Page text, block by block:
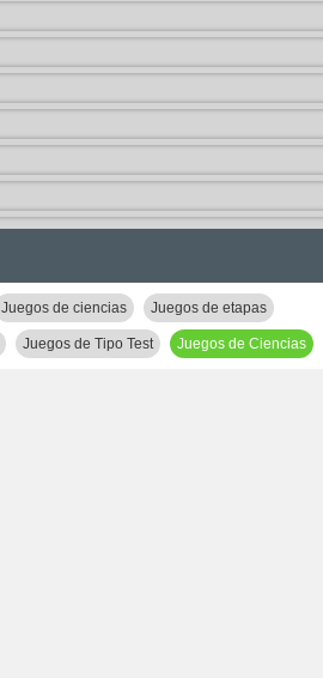
Juegos de ciencias Juegos de etapas
Juegos de Tipo Test Juegos de Ciencias